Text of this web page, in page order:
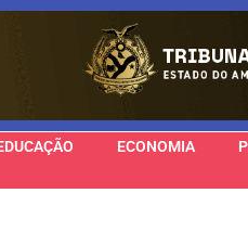
ECONOMIA